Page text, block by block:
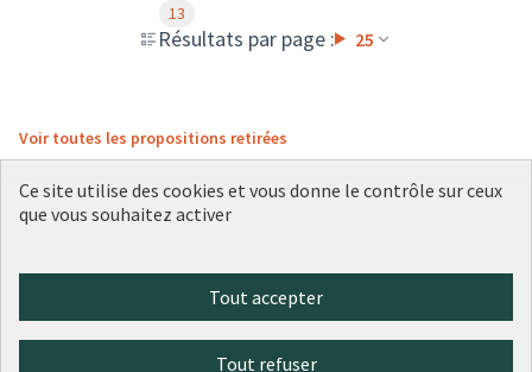
Résultats par page : 25
13
Voir toutes les propositions retirées
(Lien externe)
(Lien externe)
(Lien externe)
(Lien externe)
(Lien externe)
Ce site utilise des cookies et vous donne le contrôle sur ceux
que vous souhaitez activer
Tout accepter
Tout refuser